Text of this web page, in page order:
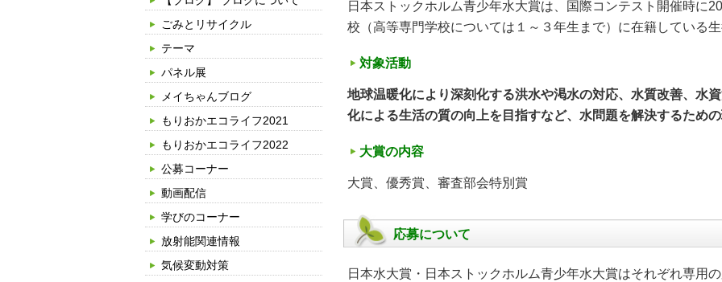
ごみとリサイクル
テーマ
パネル展
メイちゃんブログ
もりおかエコライフ2021
もりおかエコライフ2022
公募コーナー
動画配信
学びのコーナー
放射能関連情報
気候変動対策
日本ストックホルム青少年水大賞は、国際コンテスト開催時に
校（高等専門学校については１～３年生まで）に在籍している
対象活動
地球温暖化により深刻化する洪水や渇水の対応、水質改善、水
化による生活の質の向上を目指すなど、水問題を解決するため
大賞の内容
大賞、優秀賞、審査部会特別賞
応募について
日本水大賞・日本ストックホルム青少年水大賞はそれぞれ専用